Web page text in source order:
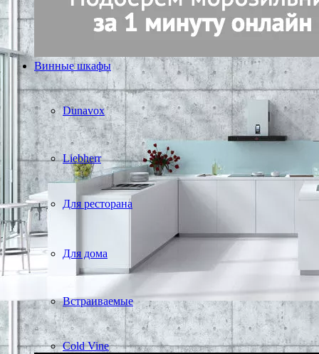
Винные шкафы
Dunavox
Liebherr
Для ресторана
Для дома
Встраиваемые
Cold Vine